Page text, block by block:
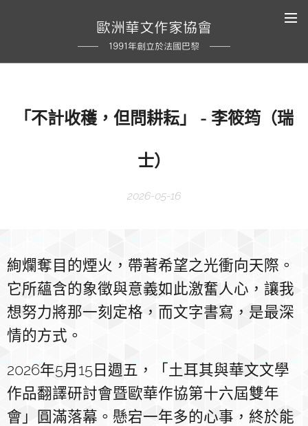
歐洲華文作家協會
1991年創立於法國巴黎
「不計收穫，但問耕耘」 - 李筱筠（瑞
士）
2026-05-16
絢爛奪目的煙火，帶著希望之光衝向天際。
它所蘊含的象徵與意義如此激奮人心，讓我
想努力將那一刻定格，而文字書寫，是最深
情的方式。
2026年5月15日週五，「土耳其與華文文學
作品翻譯研討會暨歐華作協第十六屆雙年
會」圓滿落幕。懸宕一年多的心事，終於能